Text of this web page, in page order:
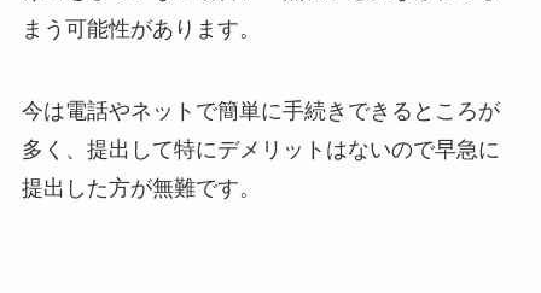
まう可能性があります。
今は電話やネットで簡単に手続きできるところが
多く、提出して特にデメリットはないので早急に
提出した方が無難です。